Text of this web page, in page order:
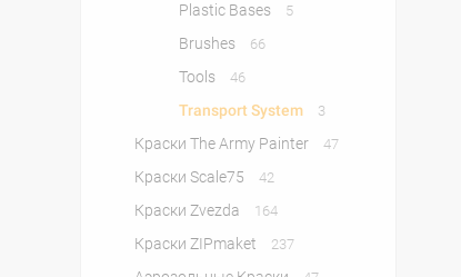
Plastic Bases 5
Brushes 66
Tools 46
Transport System 3
Краски The Army Painter 47
Краски Scale75 42
Краски Zvezda 164
Краски ZIPmaket 237